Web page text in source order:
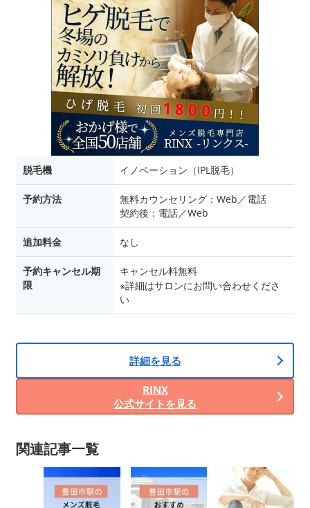
脱毛機 イノベーション（IPL脱毛）
予約方法
無料カウンセリング：Web／電話
契約後：電話／Web
追加料金 なし
予約キャンセル期
限
キャンセル料無料
※詳細はサロンにお問い合わせくださ
い
詳細を見る
RINX
公式サイトを見る
関連記事一覧